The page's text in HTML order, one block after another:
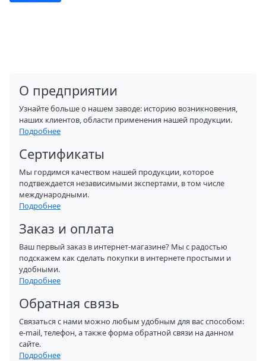
О предприятии
Узнайте больше о нашем заводе: историю возникновения,
наших клиентов, области применения нашей продукции.
Подробнее
Сертификаты
Мы гордимся качеством нашей продукции, которое
подтвеждается независимыми экспертами, в том числе
международными.
Подробнее
Заказ и оплата
Ваш первый заказ в интернет-магазине? Мы с радостью
подскажем как сделать покупки в интернете простыми и
удобными.
Подробнее
Обратная связь
Связаться с нами можно любым удобным для вас способом:
e-mail, телефон, а также форма обратной связи на данном
сайте.
Подробнее